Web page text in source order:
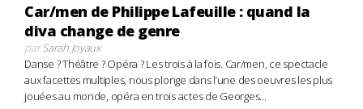
Car/men de Philippe Lafeuille : quand la
diva change de genre
parSarah Joyaux
Danse ? Théâtre ? Opéra ? Les trois à la fois. Car/men, ce spectacle
aux facettes multiples, nous plonge dans l’une des oeuvres les plus
jouées au monde, opéra en trois actes de Georges...